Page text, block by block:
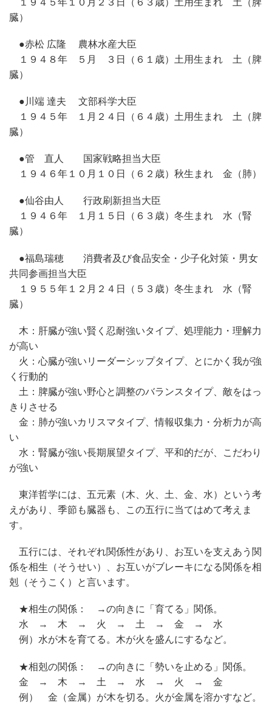
臓）
●赤松 広隆 農林水産大臣
１９４８年 ５月 ３日（６１歳）土用生まれ 土（脾
臓）
●川端 達夫 文部科学大臣
１９４５年 １月２４日（６４歳）土用生まれ 土（脾
臓）
●管 直人 国家戦略担当大臣
１９４６年１０月１０日（６２歳）秋生まれ 金（肺）
●仙谷由人 行政刷新担当大臣
１９４６年 １月１５日（６３歳）冬生まれ 水（腎
臓）
●福島瑞穂 消費者及び食品安全・少子化対策・男女
共同参画担当大臣
１９５５年１２月２４日（５３歳）冬生まれ 水（腎
臓）
木：肝臓が強い賢く忍耐強いタイプ、処理能力・理解力
が高い
火：心臓が強いリーダーシップタイプ、とにかく我が強
く行動的
土：脾臓が強い野心と調整のバランスタイプ、敵をはっ
きりさせる
金：肺が強いカリスマタイプ、情報収集力・分析力が高
い
水：腎臓が強い長期展望タイプ、平和的だが、こだわり
が強い
東洋哲学には、五元素（木、火、土、金、水）という考
えがあり、季節も臓器も、この五行に当てはめて考えま
す。
五行には、それぞれ関係性があり、お互いを支えあう関
係を相生（そうせい）、お互いがブレーキになる関係を相
剋（そうこく）と言います。
★相生の関係： →の向きに「育てる」関係。
水 → 木 → 火 → 土 → 金 → 水
例）水が木を育てる。木が火を盛んにするなど。
★相剋の関係： →の向きに「勢いを止める」関係。
金 → 木 → 土 → 水 → 火 → 金
例） 金（金属）が木を切る。火が金属を溶かすなど。